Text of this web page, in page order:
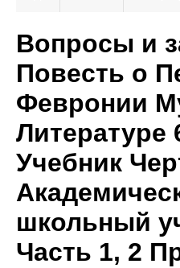
Вопросы и
Повесть о
Февронии
Литературе
Учебник
школьный
Часть 1, 2